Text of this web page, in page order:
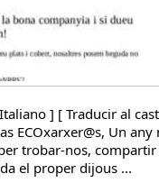
] [ Traducir al
ECOxarxer@s, Un
trobar-nos,
el proper dijous ...